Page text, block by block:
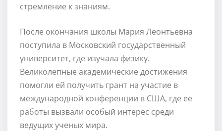
стремление к знаниям.
После окончания школы Мария Леонтьевна
поступила в Московский государственный
университет, где изучала физику.
Великолепные академические достижения
помогли ей получить грант на участие в
международной конференции в США, где ее
работы вызвали особый интерес среди
ведущих ученых мира.